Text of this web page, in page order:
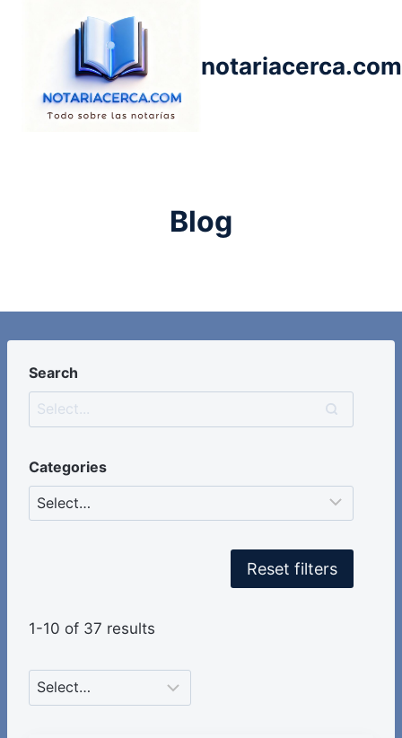
notariacerca.com
Blog
Search
Categories
Reset filters
1-10 of 37 results